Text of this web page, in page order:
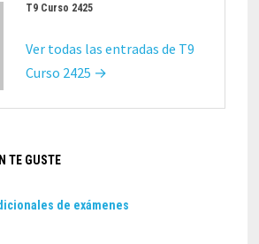
T9 Curso 2425
Ver todas las entradas de T9
Curso 2425 →
TE GUSTE
de exámenes